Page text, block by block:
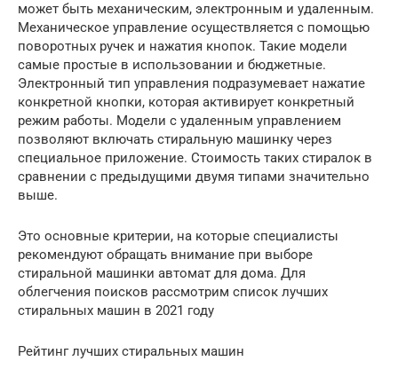
может быть механическим, электронным и удаленным.
Механическое управление осуществляется с помощью
поворотных ручек и нажатия кнопок. Такие модели
самые простые в использовании и бюджетные.
Электронный тип управления подразумевает нажатие
конкретной кнопки, которая активирует конкретный
режим работы. Модели с удаленным управлением
позволяют включать стиральную машинку через
специальное приложение. Стоимость таких стиралок в
сравнении с предыдущими двумя типами значительно
выше.
Это основные критерии, на которые специалисты
рекомендуют обращать внимание при выборе
стиральной машинки автомат для дома. Для
облегчения поисков рассмотрим список лучших
стиральных машин в 2021 году
Рейтинг лучших стиральных машин